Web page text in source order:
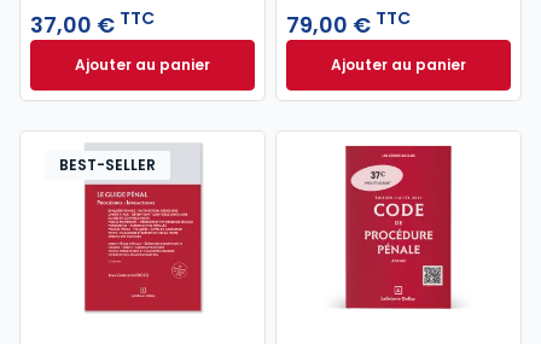
37,00 € TTC
Ajouter au panierCode de procédure civile 2027 annoté. Édition
79,00 € TTC
Ajouter au panier
Code du travail
BEST-SELLER